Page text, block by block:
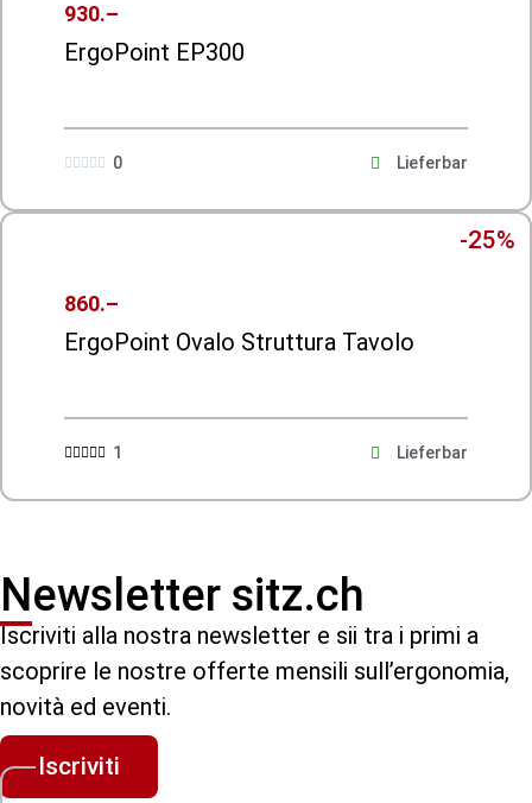
930.–
ErgoPoint EP300
0
     Lieferbar
-25%
860.–
ErgoPoint Ovalo Struttura Tavolo
1
 Lieferbar
Newsletter sitz.ch
Iscriviti alla nostra newsletter e sii tra i primi a
scoprire le nostre offerte mensili sull’ergonomia,
novità ed eventi.
Iscriviti